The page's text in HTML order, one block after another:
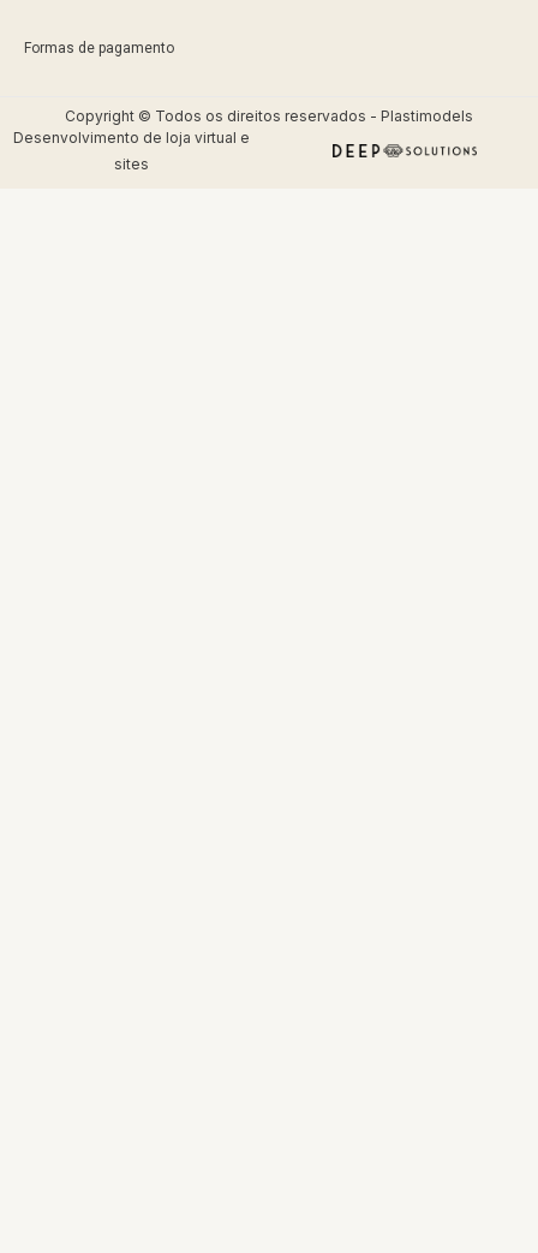
Formas de pagamento
Copyright © Todos os direitos reservados - Plastimodels
Desenvolvimento de loja virtual e
sites